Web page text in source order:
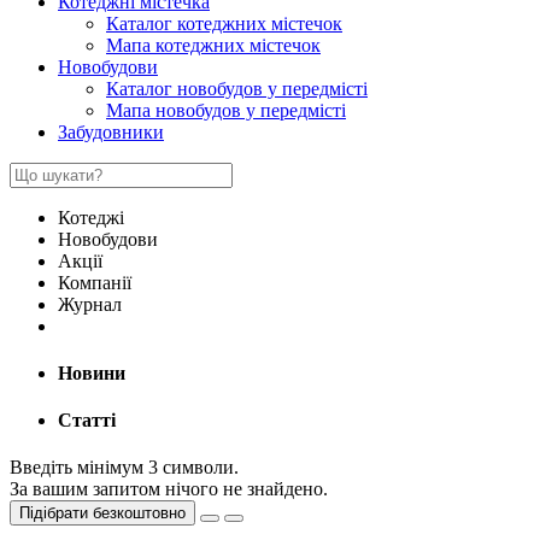
Каталог котеджних містечок
Мапа котеджних містечок
Новобудови
Каталог новобудов у передмісті
Мапа новобудов у передмісті
Забудовники
Котеджі
Новобудови
Акції
Компанії
Журнал
Новини
Статті
Введіть мінімум 3 символи.
За вашим запитом нічого не знайдено.
Підібрати безкоштовно